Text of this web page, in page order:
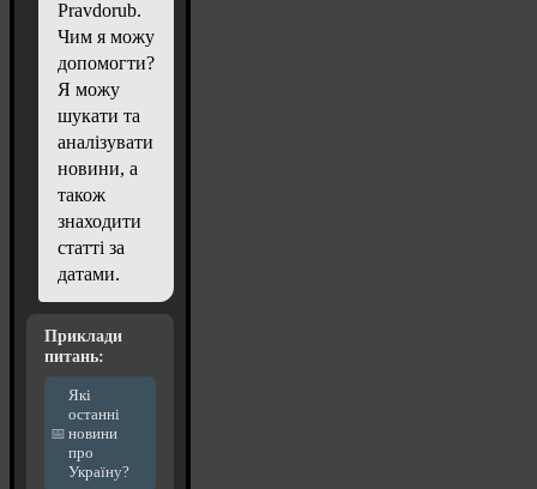
Pravdorub.
Чим я можу
допомогти?
Я можу
шукати та
аналізувати
новини, а
також
знаходити
статті за
датами.
Приклади
питань:
Які
останні
новини
про
Україну?